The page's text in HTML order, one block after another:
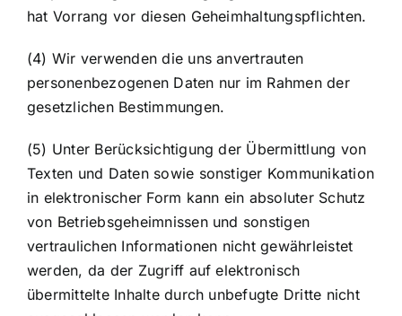
hat Vorrang vor diesen Geheimhaltungspflichten.
(4) Wir verwenden die uns anvertrauten
personenbezogenen Daten nur im Rahmen der
gesetzlichen Bestimmungen.
(5) Unter Berücksichtigung der Übermittlung von
Texten und Daten sowie sonstiger Kommunikation
in elektronischer Form kann ein absoluter Schutz
von Betriebsgeheimnissen und sonstigen
vertraulichen Informationen nicht gewährleistet
werden, da der Zugriff auf elektronisch
übermittelte Inhalte durch unbefugte Dritte nicht